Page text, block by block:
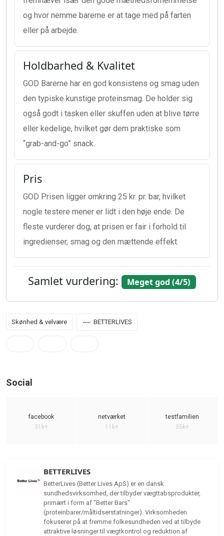
og hvor nemme barerne er at tage med på farten
eller på arbejde.
Holdbarhed & Kvalitet
GOD Barerne har en god konsistens og smag uden
den typiske kunstige proteinsmag. De holder sig
også godt i tasken eller skuffen uden at blive tørre
eller kedelige, hvilket gør dem praktiske som
“grab-and-go” snack.
Pris
GOD Prisen ligger omkring 25 kr. pr. bar, hvilket
nogle testere mener er lidt i den høje ende. De
fleste vurderer dog, at prisen er fair i forhold til
ingredienser, smag og den mættende effekt.
Samlet vurdering: Meget god (4/5)
Skønhed & velvære BETTERLIVES
Social
facebook
31k+
netværket
11k+
testfamilien
35k+
BETTERLIVES
BetterLives (Better Lives ApS) er en dansk
sundhedsvirksomhed, der tilbyder vægttabsprodukter,
primært i form af "Better Bars"
(proteinbarer/måltidserstatninger). Virksomheden
fokuserer på at fremme folkesundheden ved at tilbyde
attraktive løsninger til vægtkontrol og reduktion af